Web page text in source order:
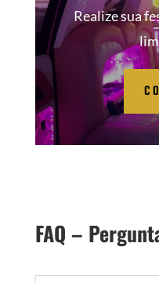
Realize sua
FAQ –